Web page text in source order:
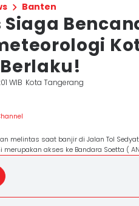
Banten
WIB Kota Tangerang
melintas saat banjir di Jalan Tol
akses ke Bandara Soetta (